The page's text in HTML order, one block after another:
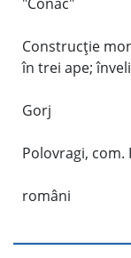
Construcţie
în trei ape;
Gorj
Polovragi, com.
români